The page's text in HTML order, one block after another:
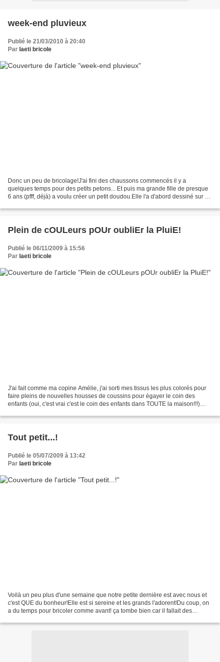
week-end pluvieux
Publié le 21/03/2010 à 20:40
Par laeti bricole
Donc un peu de bricolage!J'ai fini des chaussons commencés il y a
quelques temps pour des petits petons... Et puis ma grande fille de presque
6 ans (pfff, déjà) a voulu créer un petit doudou.Elle l'a d'abord dessiné sur du
Plein de cOULeurs pOUr oubliEr la PluiE!
Publié le 06/11/2009 à 15:56
Par laeti bricole
J'ai fait comme ma copine Amélie, j'ai sorti mes tissus les plus colorés pour
faire pleins de nouvelles housses de coussins pour égayer le coin des
enfants (oui, c'est vrai c'est le coin des enfants dans TOUTE la maison!!!)
Tout petit...!
Publié le 05/07/2009 à 13:42
Par laeti bricole
Voilà un peu plus d'une semaine que notre petite dernière est avec nous et
c'est QUE du bonheur!Elle est si sereine et les grands l'adorent!Du coup, on
a du temps pour bricoler comme avant! ça tombe bien car il fallait des